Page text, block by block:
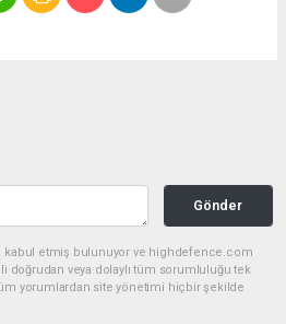
Gönder
kabul etmiş bulunuyor ve highdefence.com
doğrudan veya dolaylı tüm sorumluluğu tek
yorumlardan site yönetimi hiçbir şekilde